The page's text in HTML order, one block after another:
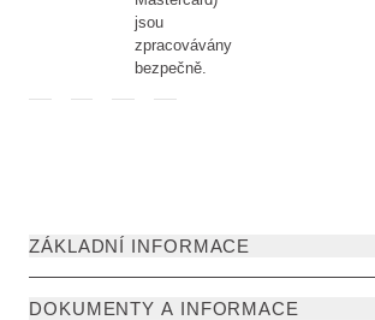
jsou
zpracovávány
bezpečně.
ZÁKLADNÍ INFORMACE
DOKUMENTY A INFORMACE